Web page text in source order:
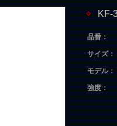
KF-
品番：
サイズ：
モデル：
強度：